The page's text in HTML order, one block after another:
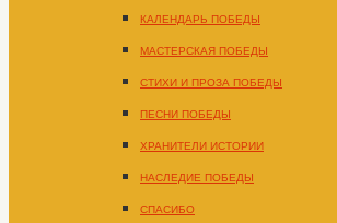
КАЛЕНДАРЬ ПОБЕДЫ
МАСТЕРСКАЯ ПОБЕДЫ
СТИХИ И ПРОЗА ПОБЕДЫ
ПЕСНИ ПОБЕДЫ
ХРАНИТЕЛИ ИСТОРИИ
НАСЛЕДИЕ ПОБЕДЫ
СПАСИБО